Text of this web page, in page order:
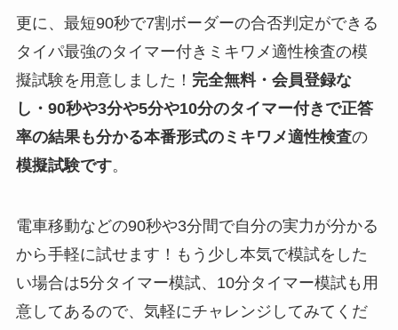
更に、最短90秒で7割ボーダーの合否判定ができる
タイパ最強のタイマー付きミキワメ適性検査の模
擬試験を用意しました！ 完全無料・会員登録な
し・90秒や3分や5分や10分のタイマー付きで正答
率の結果も分かる本番形式のミキワメ適性検査の
模擬試験です。
電車移動などの90秒や3分間で自分の実力が分かる
から手軽に試せます！もう少し本気で模試をした
い場合は5分タイマー模試、10分タイマー模試も用
意してあるので、気軽にチャレンジしてみてくだ